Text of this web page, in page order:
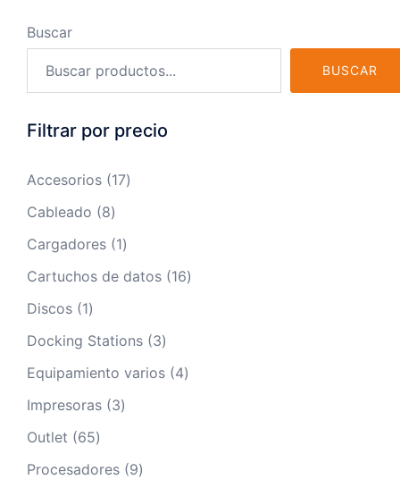
Buscar
BUSCAR
Filtrar por precio
Accesorios 1717
Cableado 88
productos
Cargadores 11
producto
Cartuchos de datos 1616
Discos 11
producto
Docking Stations 33
productos
Equipamiento varios 44
Impresoras 33
Outlet 6565
productos
Procesadores 99